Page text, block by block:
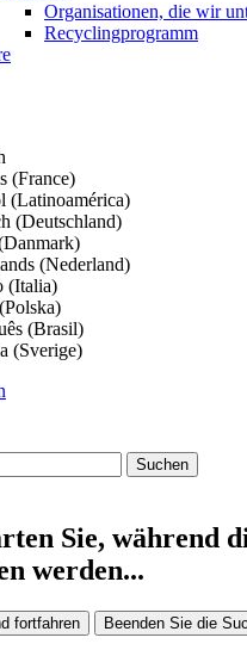
Organisationen, die wir
Recyclingprogramm
(France)
(Latinoamérica)
(Deutschland)
(Nederland)
(Italia)
(Brasil)
(Sverige)
Sie, während
werden...
fortfahren Beenden Sie die